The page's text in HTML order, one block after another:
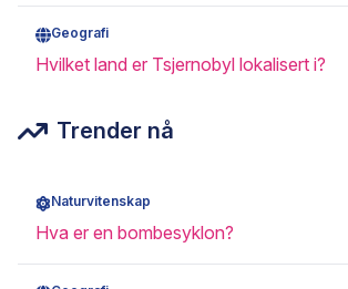
Geografi
Hvilket land er Tsjernobyl lokalisert i?
Trender nå
Naturvitenskap
Hva er en bombesyklon?